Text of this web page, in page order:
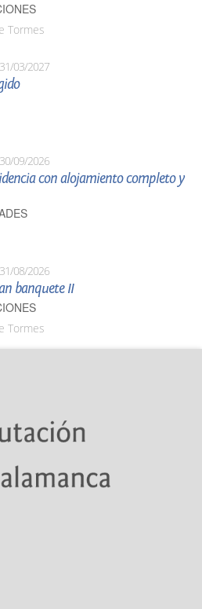
Tormes
31/03/2027
30/09/2026
con alojamiento completo y
31/08/2026
banquete II
Tormes